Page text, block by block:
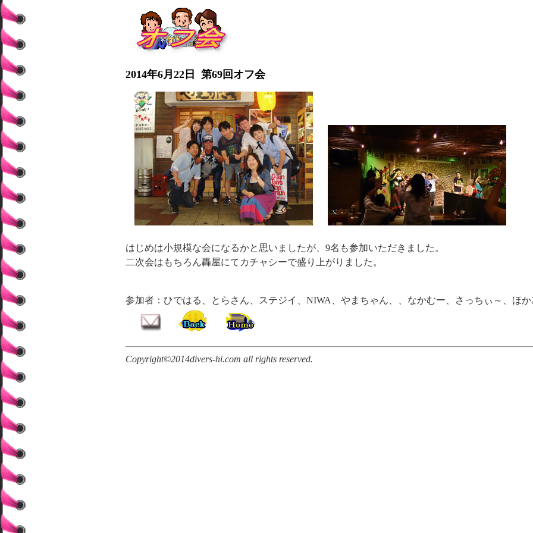
2014年6月22日 第69回オフ会
はじめは小規模な会になるかと思いましたが、9名も参加いただきました。
二次会はもちろん轟屋にてカチャシーで盛り上がりました。
参加者：ひではる、とらさん、ステジイ、NIWA、やまちゃん、、なかむー、さっちぃ～、ほか
Copyright©2014divers-hi.com all rights reserved.